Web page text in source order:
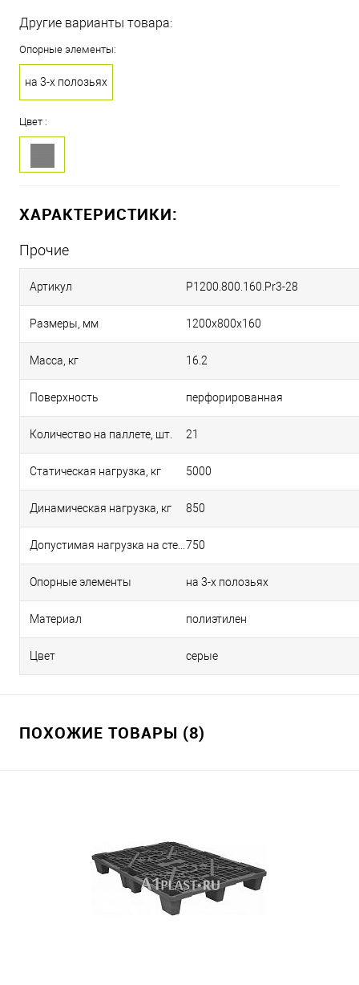
Другие варианты товара:
Опорные элементы:
на 3-х полозьях
Цвет :
ХАРАКТЕРИСТИКИ:
Прочие
Артикул P1200.800.160.Pr3-28
Размеры, мм 1200х800х160
Масса, кг 16.2
Поверхность перфорированная
Количество на паллете, шт. 21
Статическая нагрузка, кг 5000
Динамическая нагрузка, кг 850
Допустимая нагрузка на стеллаже, кг750
Опорные элементы на 3-х полозьях
Материал полиэтилен
Цвет серые
ПОХОЖИЕ ТОВАРЫ (8)